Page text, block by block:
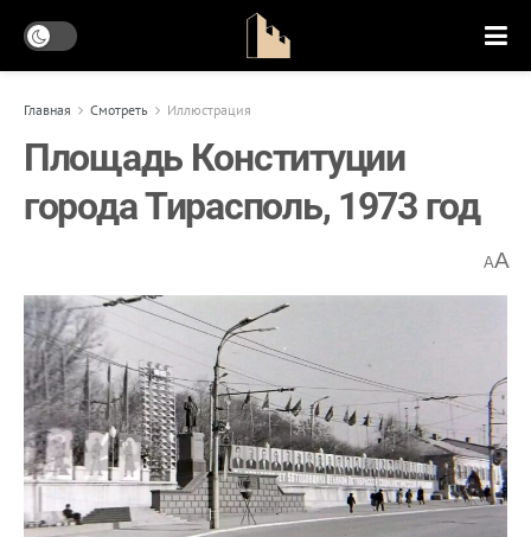
Главная Смотреть Иллюстрация
Площадь Конституции
города Тирасполь, 1973 год
AA